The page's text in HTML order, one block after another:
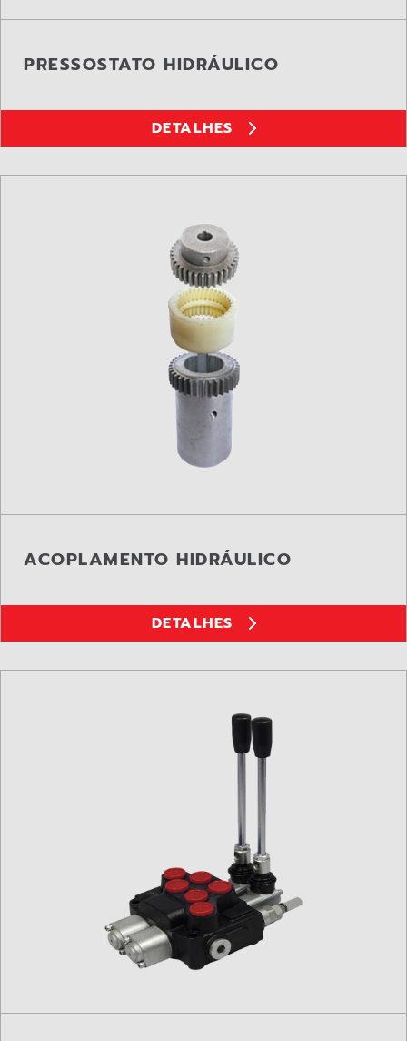
PRESSOSTATO HIDRÁULICO
DETALHES
ACOPLAMENTO HIDRÁULICO
DETALHES